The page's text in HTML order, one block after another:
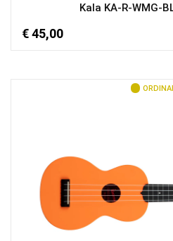
Kala KA-R-WMG-
€ 45,00